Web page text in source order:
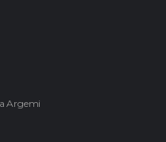
Argemi